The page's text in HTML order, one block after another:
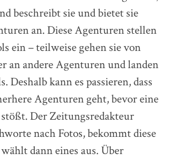
beschreibt sie und bietet sie
an. Diese Agenturen stellen
ein – teilweise gehen sie von
an andere Agenturen und landen
Deshalb kann es passieren, dass
Agenturen geht, bevor eine
Der Zeitungsredakteur
nach Fotos, bekommt diese
dann eines aus. Über